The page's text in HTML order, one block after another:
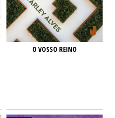
O VOSSO REINO